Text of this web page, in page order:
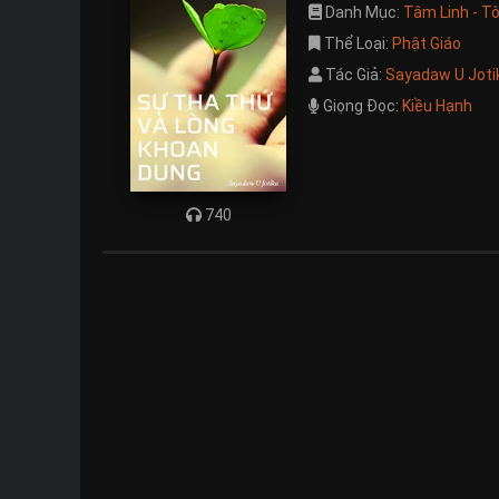
740
Danh Mục: Tâm Linh -
Thể Loại: Phật Giáo
Tác Giả: Sayadaw U
Giọng Đọc: Kiều Hạnh